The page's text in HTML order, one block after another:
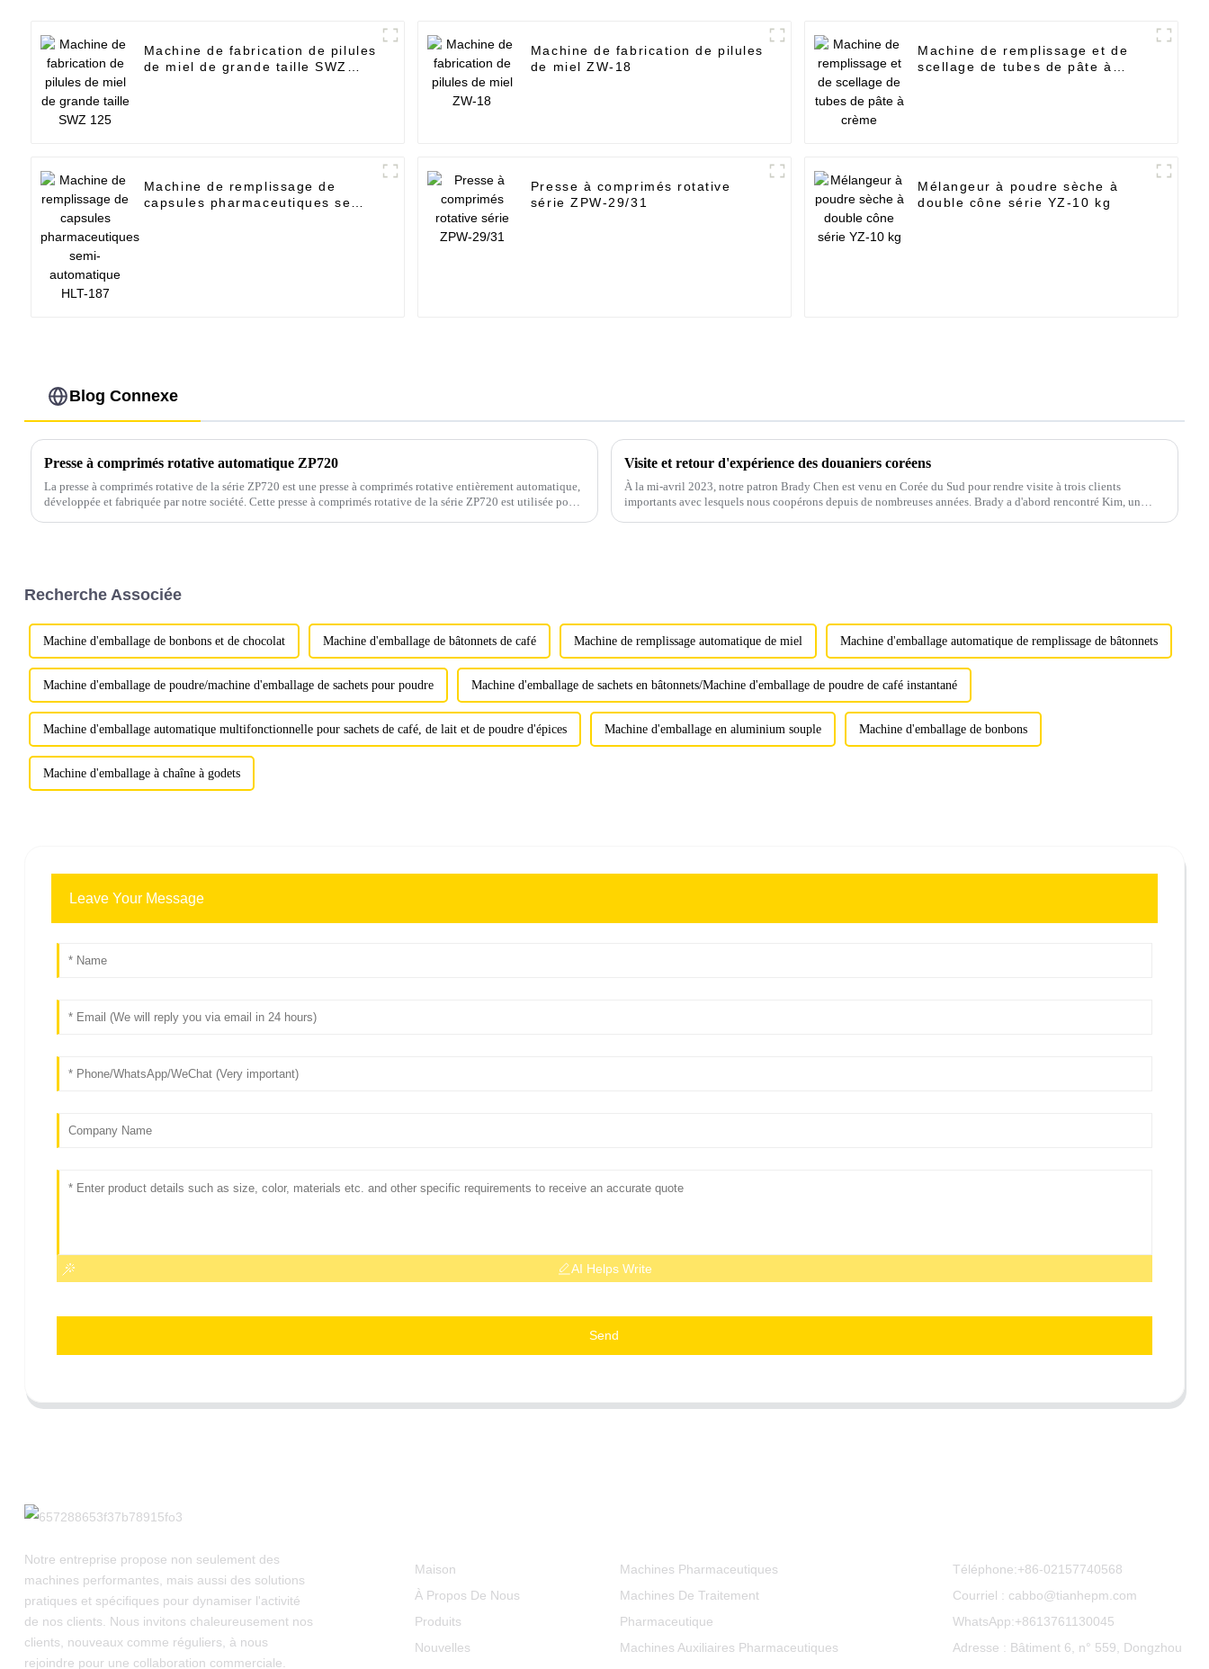
Machine de fabrication de pilules
de miel de grande taille SWZ
Machine de fabrication de pilules
de miel ZW-18
Machine de remplissage et de
scellage de tubes de pâte à
Machine de remplissage de
capsules pharmaceutiques semi-
Presse à comprimés rotative
série ZPW-29/31
Mélangeur à poudre sèche à
double cône série YZ-10 kg
Blog Connexe
Presse à comprimés rotative automatique ZP720
La presse à comprimés rotative de la série ZP720 est une presse à comprimés rotative entièrement automatique,
développée et fabriquée par notre société. Cette presse à comprimés rotative de la série ZP720 est utilisée pour
Visite et retour d'expérience des douaniers coréens
À la mi-avril 2023, notre patron Brady Chen est venu en Corée du Sud pour rendre visite à trois clients
importants avec lesquels nous coopérons depuis de nombreuses années. Brady a d'abord rencontré Kim, un
Recherche Associée
Machine d'emballage de bonbons et de chocolat Machine d'emballage de bâtonnets de café Machine de remplissage automatique de miel Machine d'emballage automatique de remplissage de bâtonnets
Machine d'emballage de poudre/machine d'emballage de sachets pour poudre Machine d'emballage de sachets en bâtonnets/Machine d'emballage de poudre de café instantané
Machine d'emballage automatique multifonctionnelle pour sachets de café, de lait et de poudre d'épices Machine d'emballage en aluminium souple Machine d'emballage de bonbons
Machine d'emballage à chaîne à godets
Leave Your Message
AI Helps Write
Send
Notre entreprise propose non seulement des
machines performantes, mais aussi des solutions
pratiques et spécifiques pour dynamiser l'activité
de nos clients. Nous invitons chaleureusement nos
clients, nouveaux comme réguliers, à nous
rejoindre pour une collaboration commerciale.
Maison
À Propos De Nous
Produits
Nouvelles
Machines Pharmaceutiques
Machines De Traitement
Pharmaceutique
Machines Auxiliaires Pharmaceutiques
Téléphone:+86-02157740568
Courriel : cabbo@tianhepm.com
WhatsApp:+8613761130045
Adresse : Bâtiment 6, n° 559, Dongzhou